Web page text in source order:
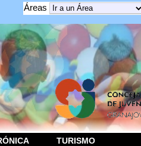
Áreas
TURISMO